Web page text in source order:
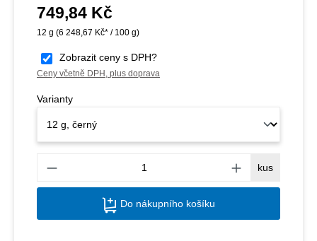
Běžná cena:
749,84 Kč
12 g (6 248,67 Kč* / 100 g)
Zobrazit ceny s DPH?
Ceny včetně DPH, plus doprava
Varianty
kus
Do nákupního košíku